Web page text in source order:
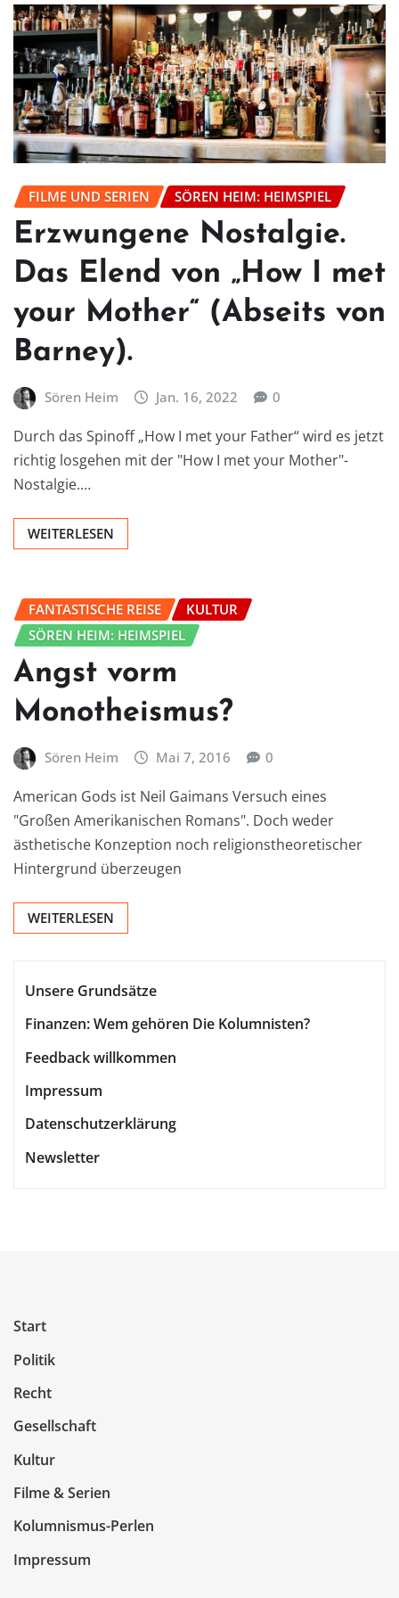
FILME UND SERIEN SÖREN HEIM: HEIMSPIEL
Erzwungene Nostalgie.
Das Elend von „How I met
your Mother“ (Abseits von
Barney).
Sören Heim Jan. 16, 2022 0
Durch das Spinoff „How I met your Father“ wird es jetzt
richtig losgehen mit der "How I met your Mother"-
Nostalgie.…
WEITERLESEN
FANTASTISCHE REISE
KULTUR
SÖREN HEIM: HEIMSPIEL
Angst vorm
Monotheismus?
Sören Heim Mai 7, 2016 0
American Gods ist Neil Gaimans Versuch eines
"Großen Amerikanischen Romans". Doch weder
ästhetische Konzeption noch religionstheoretischer
Hintergrund überzeugen
WEITERLESEN
Unsere Grundsätze
Finanzen: Wem gehören Die Kolumnisten?
Feedback willkommen
Impressum
Datenschutzerklärung
Newsletter
Start
Politik
Recht
Gesellschaft
Kultur
Filme & Serien
Kolumnismus-Perlen
Impressum